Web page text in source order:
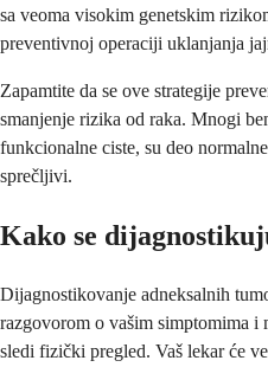
sa veoma visokim genetskim
preventivnoj operaciji uklanjanja
Zapamtite da se ove strategije
smanjenje rizika od raka. Mnogi
funkcionalne ciste, su deo
sprečljivi.
Kako se
Dijagnostikovanje adneksalnih
razgovorom o vašim simptomima i
sledi fizički pregled. Vaš lekar će